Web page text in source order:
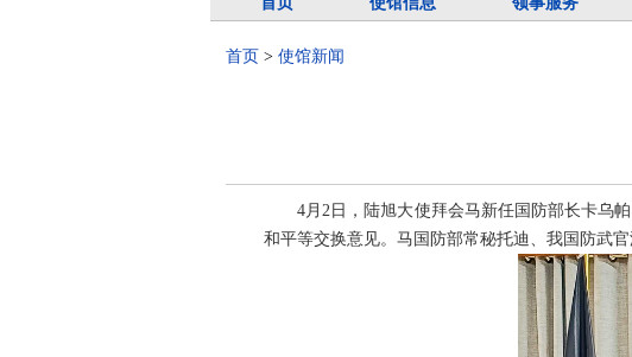
首页 > 使馆新闻
4月2日，陆旭大使拜会马新任国防部长卡乌
和平等交换意见。马国防部常秘托迪、我国防武官